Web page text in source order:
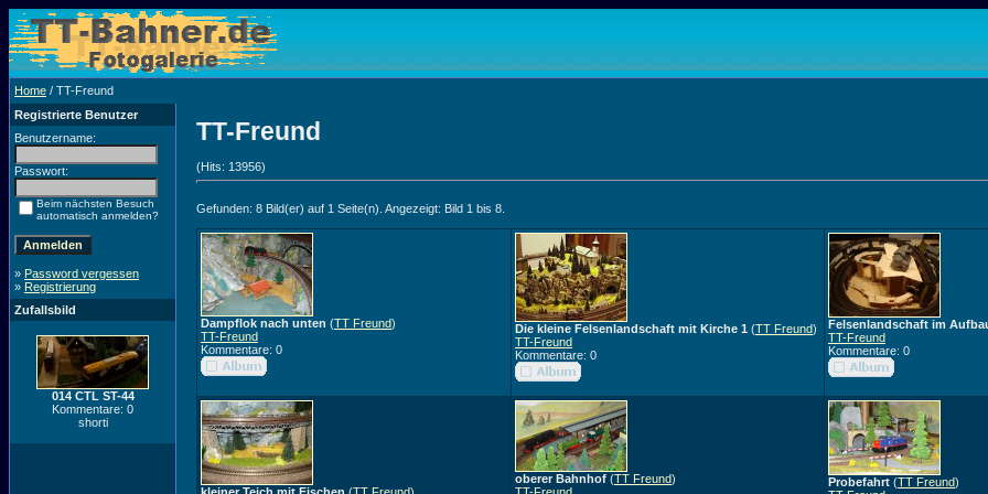
Home / TT-Freund
Registrierte Benutzer
Benutzername:
Passwort:
Beim nächsten Besuch
automatisch anmelden?
» Password vergessen
» Registrierung
Zufallsbild
014 CTL ST-44
Kommentare: 0
shorti
TT-Freund
(Hits: 13956)
Gefunden: 8 Bild(er) auf 1 Seite(n). Angezeigt: Bild 1 bis 8.
Dampflok nach unten (TT Freund)
TT-Freund
Kommentare: 0
Die kleine Felsenlandschaft mit Kirche 1 (TT Freund)
TT-Freund
Kommentare: 0
Felsenlandschaft im
TT-Freund
Kommentare: 0
oberer Bahnhof (TT Freund)
Probefahrt (TT Freund)